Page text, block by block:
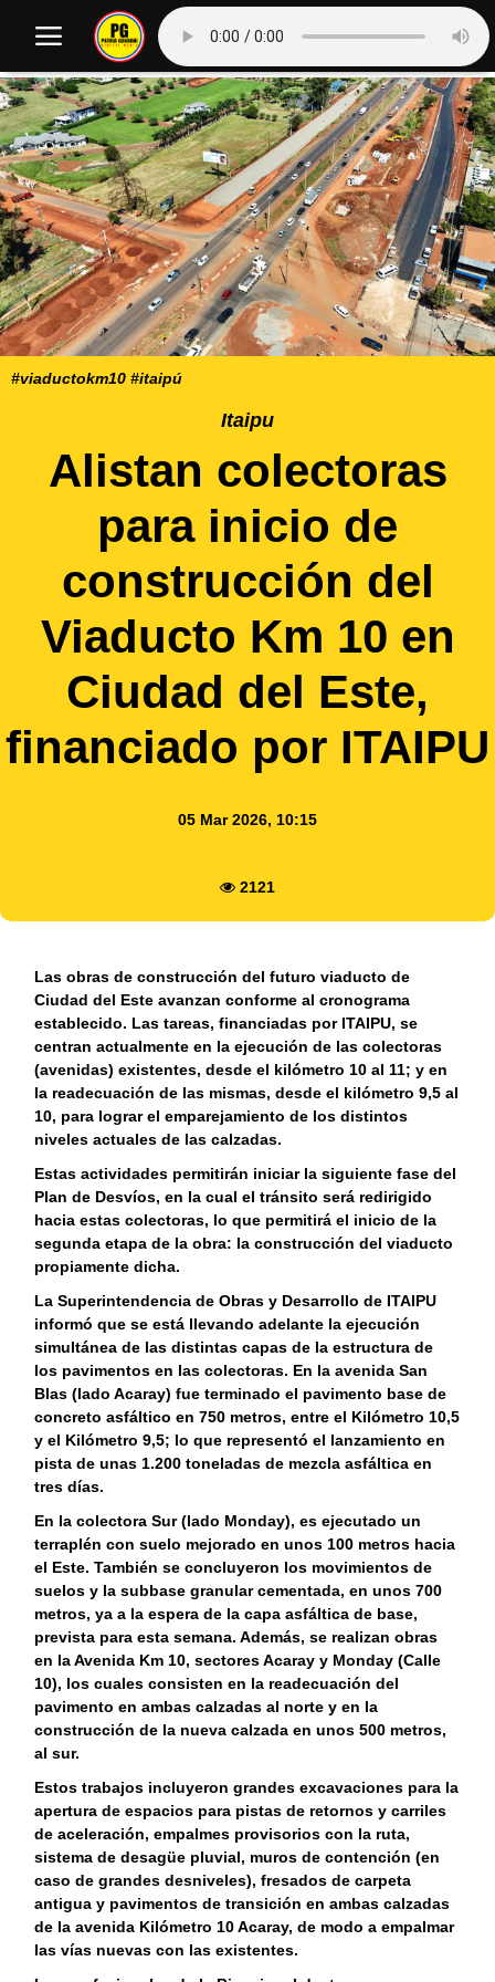
#viaductokm10 #itaipú
Itaipu
Alistan colectoras
para inicio de
construcción del
Viaducto Km 10 en
Ciudad del Este,
financiado por ITAIPU
05 Mar 2026, 10:15
2121
Las obras de construcción del futuro viaducto de
Ciudad del Este avanzan conforme al cronograma
establecido. Las tareas, financiadas por ITAIPU, se
centran actualmente en la ejecución de las colectoras
(avenidas) existentes, desde el kilómetro 10 al 11; y en
la readecuación de las mismas, desde el kilómetro 9,5 al
10, para lograr el emparejamiento de los distintos
niveles actuales de las calzadas.
Estas actividades permitirán iniciar la siguiente fase del
Plan de Desvíos, en la cual el tránsito será redirigido
hacia estas colectoras, lo que permitirá el inicio de la
segunda etapa de la obra: la construcción del viaducto
propiamente dicha.
La Superintendencia de Obras y Desarrollo de ITAIPU
informó que se está llevando adelante la ejecución
simultánea de las distintas capas de la estructura de
los pavimentos en las colectoras. En la avenida San
Blas (lado Acaray) fue terminado el pavimento base de
concreto asfáltico en 750 metros, entre el Kilómetro 10,5
y el Kilómetro 9,5; lo que representó el lanzamiento en
pista de unas 1.200 toneladas de mezcla asfáltica en
tres días.
En la colectora Sur (lado Monday), es ejecutado un
terraplén con suelo mejorado en unos 100 metros hacia
el Este. También se concluyeron los movimientos de
suelos y la subbase granular cementada, en unos 700
metros, ya a la espera de la capa asfáltica de base,
prevista para esta semana. Además, se realizan obras
en la Avenida Km 10, sectores Acaray y Monday (Calle
10), los cuales consisten en la readecuación del
pavimento en ambas calzadas al norte y en la
construcción de la nueva calzada en unos 500 metros,
al sur.
Estos trabajos incluyeron grandes excavaciones para la
apertura de espacios para pistas de retornos y carriles
de aceleración, empalmes provisorios con la ruta,
sistema de desagüe pluvial, muros de contención (en
caso de grandes desniveles), fresados de carpeta
antigua y pavimentos de transición en ambas calzadas
de la avenida Kilómetro 10 Acaray, de modo a empalmar
las vías nuevas con las existentes.